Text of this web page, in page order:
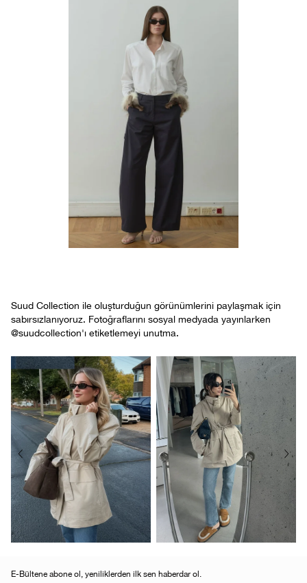
Suud Collection ile oluşturduğun görünümlerini paylaşmak için
sabırsızlanıyoruz. Fotoğraflarını sosyal medyada yayınlarken
@suudcollection'ı etiketlemeyi unutma.
E-Bültene abone ol, yeniliklerden ilk sen haberdar ol.